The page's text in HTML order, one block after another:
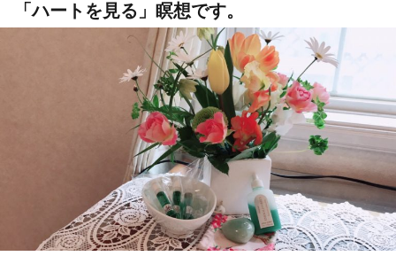
「ハートを見る」瞑想です。